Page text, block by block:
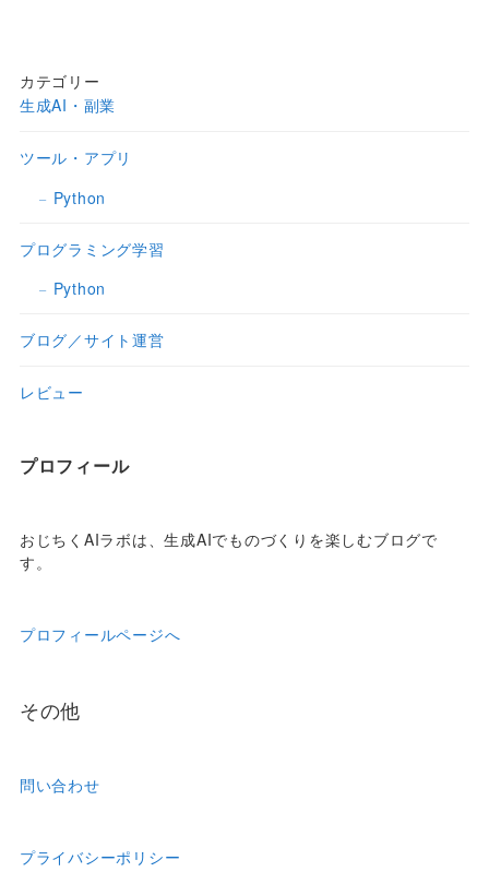
カテゴリー
生成AI・副業
ツール・アプリ
Python
プログラミング学習
Python
ブログ／サイト運営
レビュー
プロフィール
おじちくAIラボは、生成AIでものづくりを楽しむブログで
す。
プロフィールページへ
その他
問い合わせ
プライバシーポリシー